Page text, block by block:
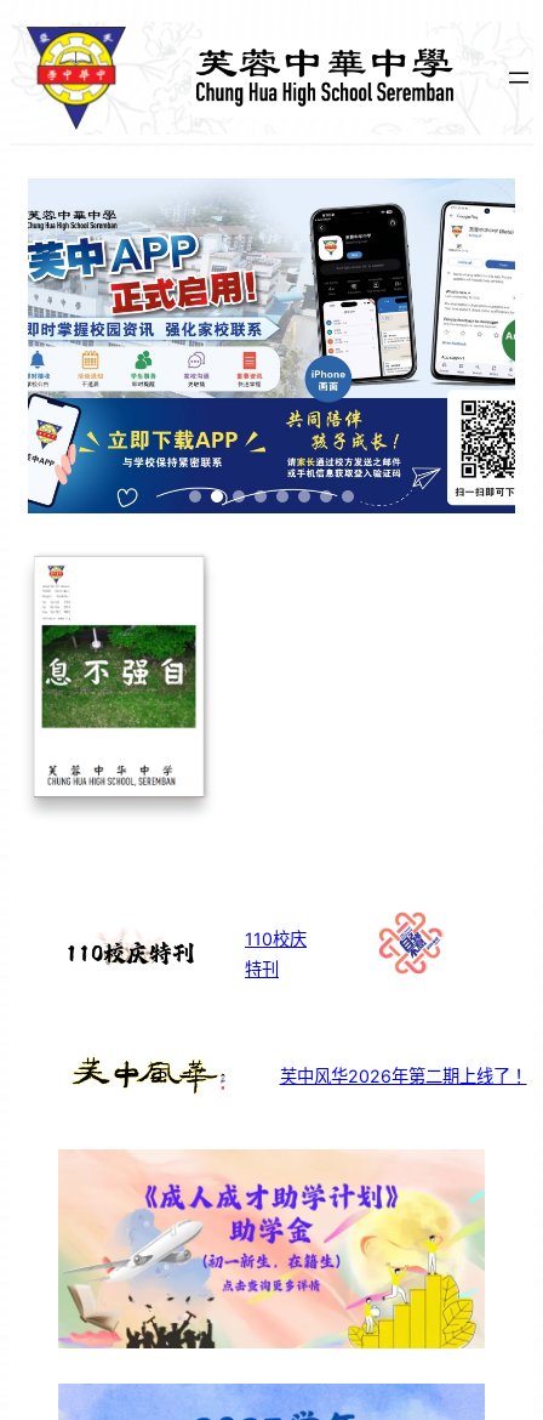
110校庆
特刊
芙中风华2026年第二期上线了！